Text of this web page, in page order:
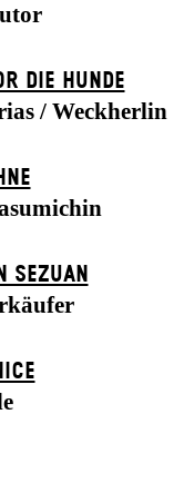
DIE HUNDE
/ Weckherlin
SEZUAN